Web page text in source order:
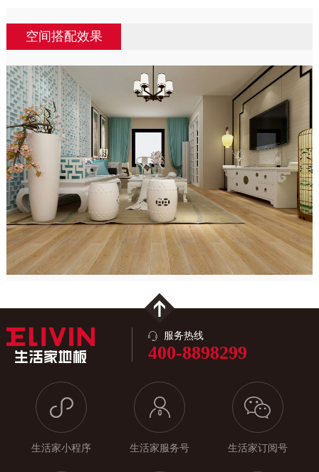
空间搭配效果
服务热线
400-8898299
生活家小程序 生活家服务号 生活家订阅号